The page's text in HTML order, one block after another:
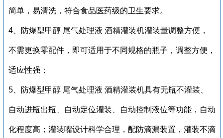
简单，易清洗，符合食品医药级的卫生要求。
4、 防爆型甲醇 尾气处理液 酒精灌装机灌装量调整方便，
不需更换零配件，即可适用于不同规格的瓶子，调整方便，
适应性强；
5、 防爆型甲醇 尾气处理液 酒精灌装机具有无瓶不灌装、
自动进瓶出瓶、自动定位灌装、自动控制液位等功能，自动
化程度高；灌装嘴设计科学合理，配防滴漏装置，灌装不滴